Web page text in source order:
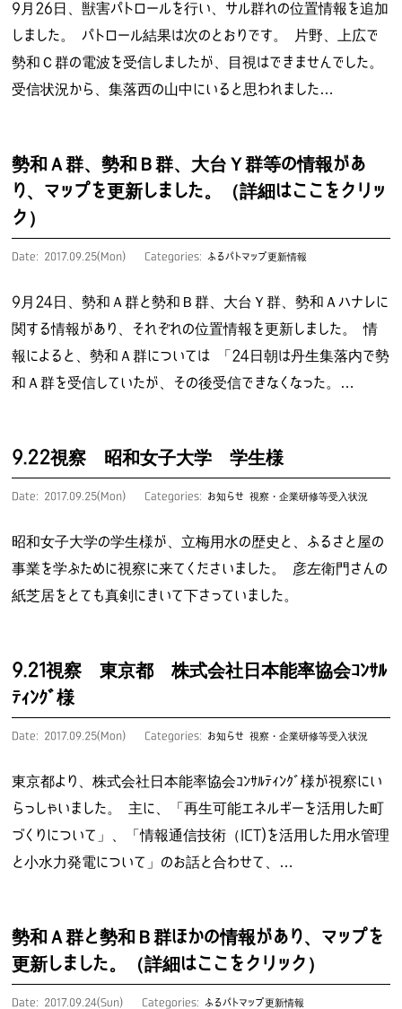
9月26日、獣害パトロールを行い、サル群れの位置情報を追加
しました。 パトロール結果は次のとおりです。 片野、上広で
勢和Ｃ群の電波を受信しましたが、目視はできませんでした。
受信状況から、集落西の山中にいると思われました…
勢和Ａ群、勢和Ｂ群、大台Ｙ群等の情報があ
り、マップを更新しました。（詳細はここをクリッ
ク）
Date: 2017.09.25(Mon) Categories:ふるパトマップ更新情報
9月24日、勢和Ａ群と勢和Ｂ群、大台Ｙ群、勢和Ａハナレに
関する情報があり、それぞれの位置情報を更新しました。 情
報によると、勢和Ａ群については 「24日朝は丹生集落内で勢
和Ａ群を受信していたが、その後受信できなくなった。…
9.22視察 昭和女子大学 学生様
Date: 2017.09.25(Mon) Categories: お知らせ 視察・企業研修等受入状況
昭和女子大学の学生様が、立梅用水の歴史と、ふるさと屋の
事業を学ぶために視察に来てくださいました。 彦左衛門さんの
紙芝居をとても真剣にきいて下さっていました。
9.21視察 東京都 株式会社日本能率協会ｺﾝｻﾙ
ﾃｨﾝｸﾞ様
Date: 2017.09.25(Mon) Categories: お知らせ 視察・企業研修等受入状況
東京都より、株式会社日本能率協会ｺﾝｻﾙﾃｨﾝｸﾞ様が視察にい
らっしゃいました。 主に、「再生可能エネルギーを活用した町
づくりについて」、「情報通信技術（ICT)を活用した用水管理
と小水力発電について」のお話と合わせて、…
勢和Ａ群と勢和Ｂ群ほかの情報があり、マップを
更新しました。（詳細はここをクリック）
Date: 2017.09.24(Sun) Categories:ふるパトマップ更新情報